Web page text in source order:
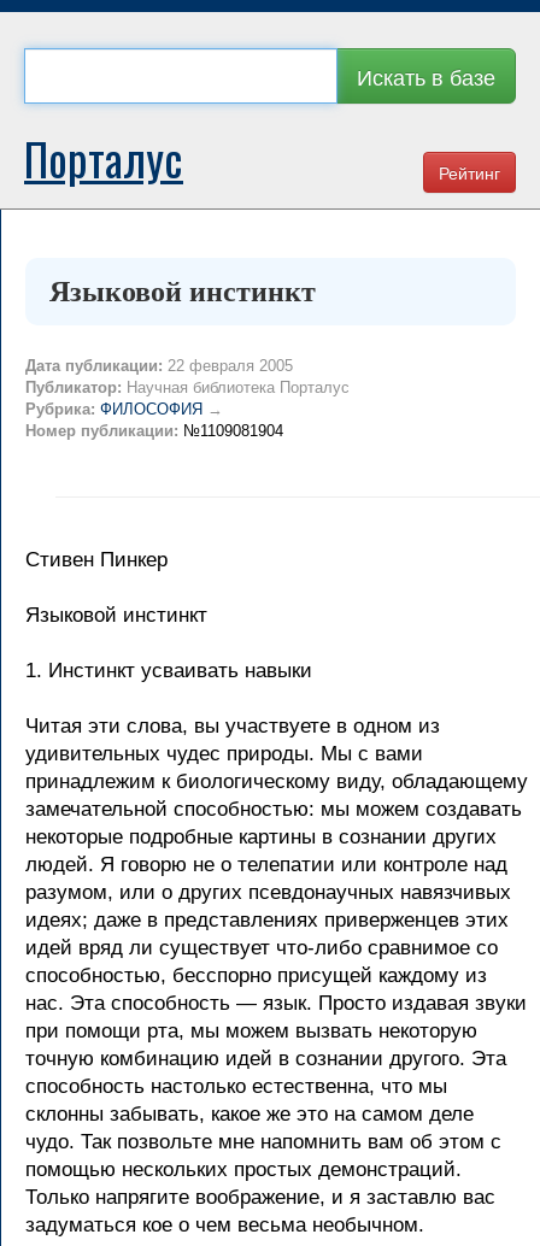
Искать в базе
Рейтинг
Порталус
Языковой инстинкт
Дата публикации: 22 февраля 2005
Публикатор: Научная библиотека Порталус
Рубрика: ФИЛОСОФИЯ →
Номер публикации: №1109081904
Cтивен Пинкер
Языковой инстинкт
1. Инстинкт усваивать навыки
Читая эти слова, вы участвуете в одном из
удивительных чудес природы. Мы с вами
принадлежим к биологическому виду, обладающему
замечательной способностью: мы можем создавать
некоторые подробные картины в сознании других
людей. Я говорю не о телепатии или контроле над
разумом, или о других псевдонаучных навязчивых
идеях; даже в представлениях приверженцев этих
идей вряд ли существует что-либо сравнимое со
способностью, бесспорно присущей каждому из
нас. Эта способность — язык. Просто издавая звуки
при помощи рта, мы можем вызвать некоторую
точную комбинацию идей в сознании другого. Эта
способность настолько естественна, что мы
склонны забывать, какое же это на самом деле
чудо. Так позвольте мне напомнить вам об этом с
помощью нескольких простых демонстраций.
Только напрягите воображение, и я заставлю вас
задуматься кое о чем весьма необычном.